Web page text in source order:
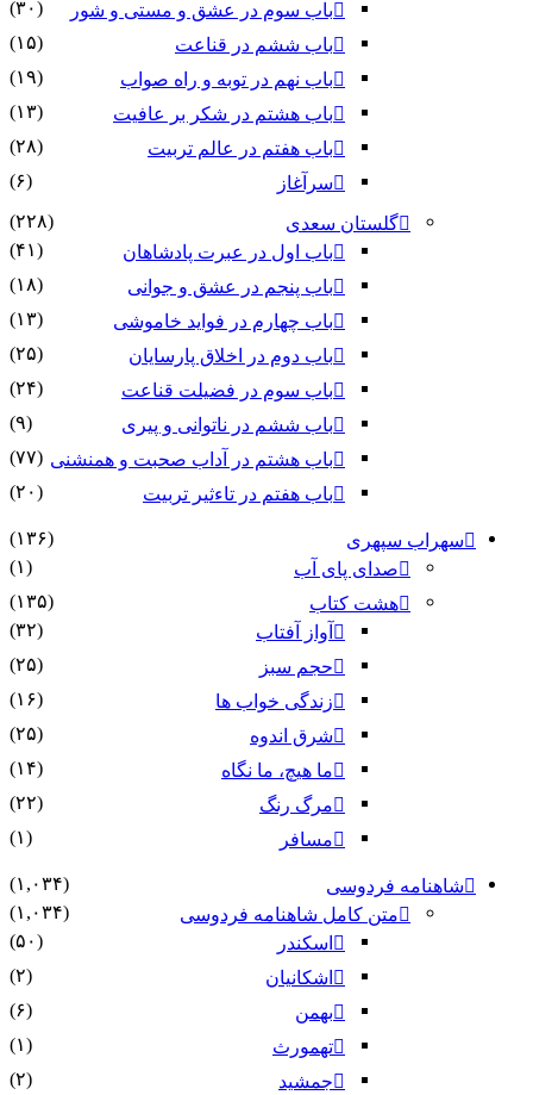
باب سوم در عشق و مستی و شور
(۳۰)
باب ششم در قناعت
(۱۵)
باب نهم در توبه و راه صواب
(۱۹)
باب هشتم در شکر بر عافیت
(۱۳)
باب هفتم در عالم تربیت
(۲۸)
سرآغاز
(۶)
گلستان سعدی
(۲۲۸)
باب اول در عبرت پادشاهان
(۴۱)
باب پنجم در عشق و جوانى
(۱۸)
باب چهارم در فواید خاموشى
(۱۳)
باب دوم در اخلاق پارسایان
(۲۵)
باب سوم در فضیلت قناعت
(۲۴)
باب ششم در ناتوانى و پیرى
(۹)
باب هشتم در آداب صحبت و همنشنى (۷۷)
باب هفتم در تاءثیر تربیت
(۲۰)
سهراب سپهری
(۱۳۶)
صدای پای آب
(۱)
هشت کتاب
(۱۳۵)
آواز آفتاب
(۳۲)
حجم سبز
(۲۵)
زندگی خواب ها
(۱۶)
شرق اندوه
(۲۵)
ما هیچ، ما نگاه
(۱۴)
مرگ رنگ
(۲۲)
مسافر
(۱)
شاهنامه فردوسی
(۱,۰۳۴)
متن کامل شاهنامه فردوسی
(۱,۰۳۴)
اسکندر
(۵۰)
اشکانیان
(۲)
بهمن
(۶)
تهمورث
(۱)
جمشید
(۲)